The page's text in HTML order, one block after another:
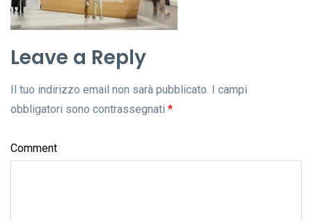
Leave a Reply
Il tuo indirizzo email non sarà pubblicato. I campi
obbligatori sono contrassegnati *
Comment